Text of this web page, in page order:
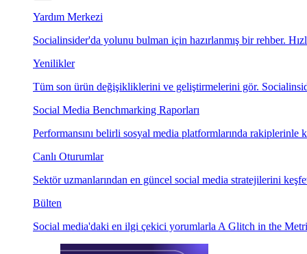
Yardım Merkezi
Socialinsider'da yolunu bulman için hazırlanmış bir rehber.
Yenilikler
Tüm son ürün değişikliklerini ve geliştirmelerini gör.
Social Media Benchmarking Raporları
Performansını belirli sosyal media platformlarında rakiplerinle
Canlı Oturumlar
Sektör uzmanlarından en güncel social media stratejilerini
Bülten
Social media'daki en ilgi çekici yorumlarla A Glitch in the